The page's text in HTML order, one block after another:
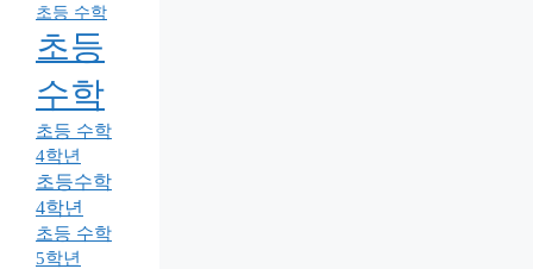
초등 수학
초등
수학
초등 수학
4학년
초등수학
4학년
초등 수학
5학년